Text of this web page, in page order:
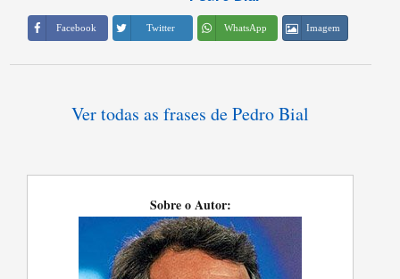
Facebook Twitter WhatsApp Imagem
Ver todas as frases de Pedro Bial
Sobre o Autor: